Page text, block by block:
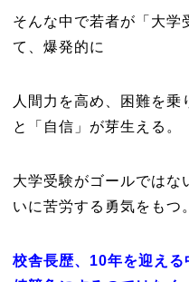
そんな中で若者が「大学
て、爆発的に
人間力を高め、困難を乗
と「自信」が芽生える。
大学受験がゴールではな
いに苦労する勇気をもつ。
校舎長歴、10年を迎え